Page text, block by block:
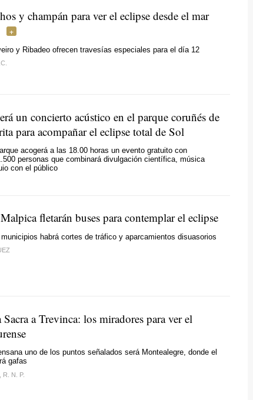
y champán para ver el eclipse desde el mar
y Ribadeo ofrecen travesías especiales para el día 12
un concierto acústico en el parque coruñés de
para acompañar el eclipse total de Sol
acogerá a las 18.00 horas un evento gratuito con
personas que combinará divulgación científica, música
con el público
fletarán buses para contemplar el eclipse
habrá cortes de tráfico y aparcamientos disuasorios
a Trevinca: los miradores para ver el
uno de los puntos señalados será Montealegre, donde el
gafas
R. N. P.